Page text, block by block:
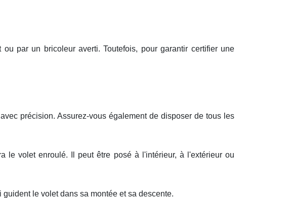
par un bricoleur averti. Toutefois, pour garantir certifier une
précision. Assurez-vous également de disposer de tous les
volet enroulé. Il peut être posé à l'intérieur, à l'extérieur ou
le volet dans sa montée et sa descente.